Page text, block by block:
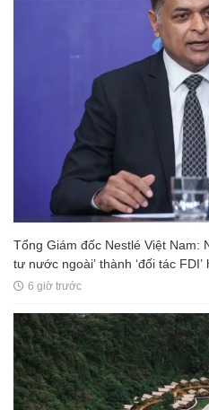
Tổng Giám đốc Nestlé Việt Nam:
tư nước ngoài’ thành ‘đối tác FDI’
6 giờ trước